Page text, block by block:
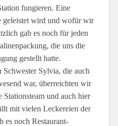
fungieren. Eine
geleistet wird und wofür wir
gab es noch für jeden
die uns die
gestellt hatte.
Sylvia, die auch
war, überreichten wir
Stationsteam und auch hier
mit vielen Leckereien der
es noch Restaurant-